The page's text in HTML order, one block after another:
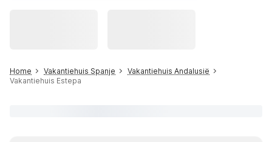
Home Vakantiehuis Spanje
Vakantiehuis Andalusië
Vakantiehuis Estepa